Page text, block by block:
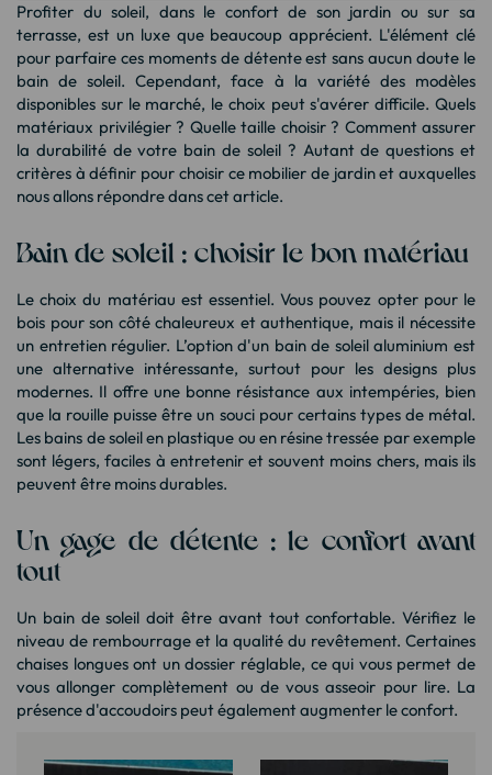
Profiter du soleil, dans le confort de son jardin ou sur sa
terrasse, est un luxe que beaucoup apprécient. L'élément clé
pour parfaire ces moments de détente est sans aucun doute le
bain de soleil. Cependant, face à la variété des modèles
disponibles sur le marché, le choix peut s'avérer difficile. Quels
matériaux privilégier ? Quelle taille choisir ? Comment assurer
la durabilité de votre bain de soleil ? Autant de questions et
critères à définir pour choisir ce mobilier de jardinet auxquelles
nous allons répondre dans cet article.
Bain de soleil : choisir le bon matériau
Le choix du matériau est essentiel. Vous pouvez opter pour le
bois pour son côté chaleureux et authentique, mais il nécessite
un entretien régulier. L’option d'un bain de soleil aluminium est
une alternative intéressante, surtout pour les designs plus
modernes. Il offre une bonne résistance aux intempéries, bien
que la rouille puisse être un souci pour certains types de métal.
Les bains de soleil en plastique ou en résine tressée par exemple
sont légers, faciles à entretenir et souvent moins chers, mais ils
peuvent être moins durables.
Un gage de détente : le confort avant
tout
Un bain de soleil doit être avant tout confortable. Vérifiez le
niveau de rembourrage et la qualité du revêtement. Certaines
chaises longues ont un dossier réglable, ce qui vous permet de
vous allonger complètement ou de vous asseoir pour lire. La
présence d'accoudoirs peut également augmenter le confort.